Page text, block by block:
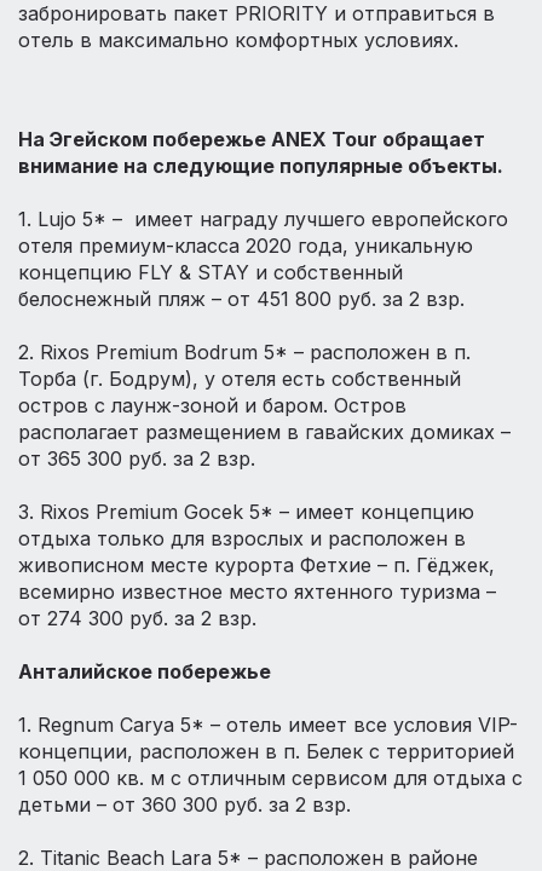
забронировать пакет PRIORITY и отправиться в
отель в максимально комфортных условиях.
На Эгейском побережье ANEX Tour обращает
внимание на следующие популярные объекты.
1. Lujo 5* – имеет награду лучшего европейского
отеля премиум-класса 2020 года, уникальную
концепцию FLY & STAY и собственный
белоснежный пляж – от 451 800 руб. за 2 взр.
2. Rixos Premium Bodrum 5* – расположен в п.
Торба (г. Бодрум), у отеля есть собственный
остров с лаунж-зоной и баром. Остров
располагает размещением в гавайских домиках –
от 365 300 руб. за 2 взр.
3. Rixos Premium Gocek 5* – имеет концепцию
отдыха только для взрослых и расположен в
живописном месте курорта Фетхие – п. Гёджек,
всемирно известное место яхтенного туризма –
от 274 300 руб. за 2 взр.
Анталийское побережье
1. Regnum Carya 5* – отель имеет все условия VIP-
концепции, расположен в п. Белек c территорией
1 050 000 кв. м с отличным сервисом для отдыха с
детьми – от 360 300 руб. за 2 взр.
2. Titanic Beach Lara 5* – расположен в районе